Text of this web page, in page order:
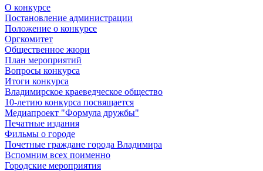
О конкурсе
Постановление администрации
Положение о конкурсе
Оргкомитет
Общественное жюри
План мероприятий
Вопросы конкурса
Итоги конкурса
Владимирское краеведческое общество
10-летию конкурса посвящается
Медиапроект "Формула дружбы"
Печатные издания
Фильмы о городе
Почетные граждане города Владимира
Вспомним всех поименно
Городские мероприятия